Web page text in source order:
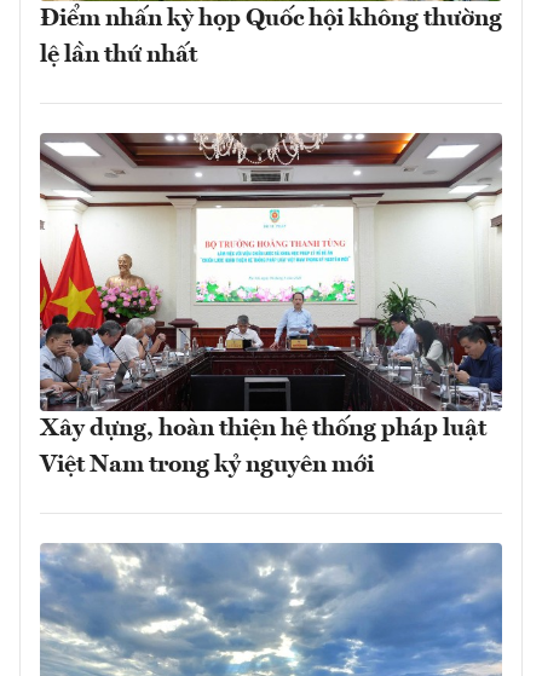
Điểm nhấn kỳ họp Quốc hội không thường
lệ lần thứ nhất
Xây dựng, hoàn thiện hệ thống pháp luật
Việt Nam trong kỷ nguyên mới